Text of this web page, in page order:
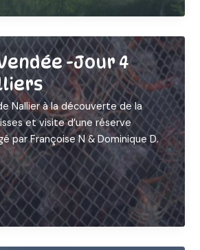
-Jour 4
Nallier à la découverte de la
et visite d’une réserve
par Françoise N & Dominique D.